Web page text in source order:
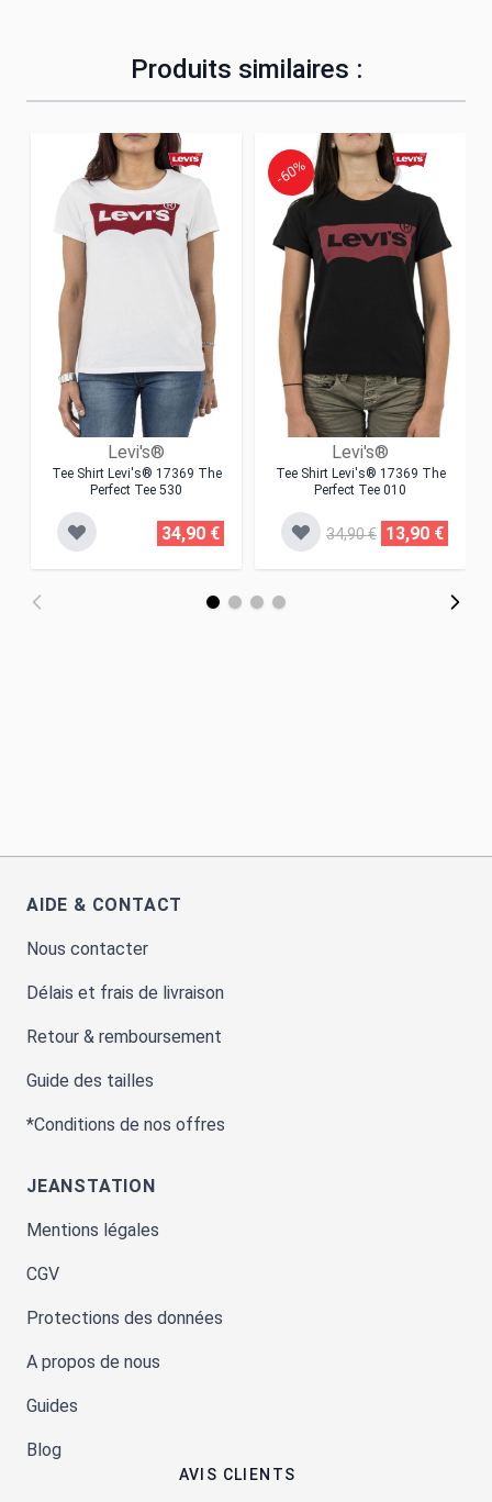
Produits similaires :
Levi's®
Tee Shirt Levi's® 17369 The
Perfect Tee 530
34,90 €
Levi's®
Tee Shirt Levi's® 17369 The
Perfect Tee 010
-60%
34,90 € 13,90 €
AIDE & CONTACT
Nous contacter
Délais et frais de livraison
Retour & remboursement
Guide des tailles
*Conditions de nos offres
JEANSTATION
Mentions légales
CGV
Protections des données
A propos de nous
Guides
Blog
AVIS CLIENTS